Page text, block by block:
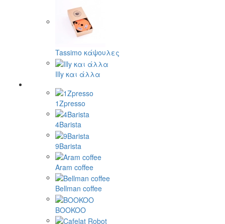
Tassimo κάψουλες
Illy και άλλα
1Zpresso
4Barista
9Barista
Aram coffee
Bellman coffee
BOOKOO